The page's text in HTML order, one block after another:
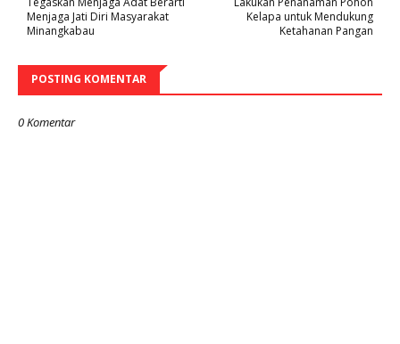
Kelapa untuk Mendukung
Ketahanan Pangan
Menjaga Jati Diri Masyarakat
Minangkabau
POSTING KOMENTAR
0 Komentar